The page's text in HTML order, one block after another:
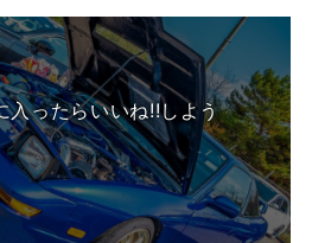
入ったらいいね!!しよう